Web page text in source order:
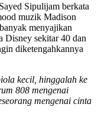
Sipulijam berkata
muzik Madison
menyajikan
Disney sekitar 40 dan
diketengahkannya
kecil, hinggalah ke
808 mengenai
mengenai cinta